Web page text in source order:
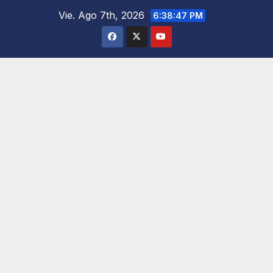
Vie. Ago 7th, 2026 6:38:48 PM